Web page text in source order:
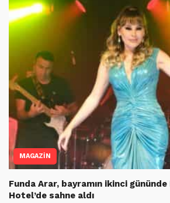
MAGAZİN
Funda Arar, bayramın ikinci
Hotel’de sahne aldı